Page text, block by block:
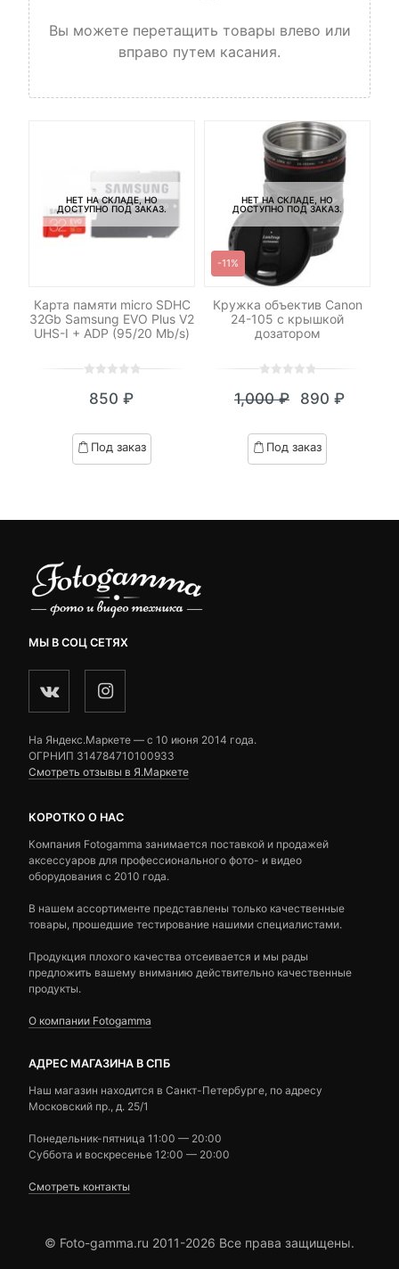
Вы можете перетащить товары влево или
вправо путем касания.
НЕТ НА СКЛАДЕ, НО
ДОСТУПНО ПОД ЗАКАЗ.
Карта памяти micro SDHC
32Gb Samsung EVO Plus V2
UHS-I + ADP (95/20 Mb/s)
out
based
on
850 ₽
Под заказ
НЕТ НА СКЛАДЕ, НО
ДОСТУПНО ПОД ЗАКАЗ.
-11%
Кружка объектив Canon
24-105 c крышкой
дозатором
out
based
on
1,000₽
цена
составляла
890 ₽
Текущая
цена:
890 ₽.
Под заказ
МЫ В СОЦ СЕТЯХ
На Яндекс.Маркете — c 10 июня 2014 года.
ОГРНИП 314784710100933
Смотреть отзывы в Я.Маркете
КОРОТКО О НАС
Компания Fotogamma занимается поставкой и продажей
аксессуаров для профессионального фото- и видео
оборудования с 2010 года.
В нашем ассортименте представлены только качественные
товары, прошедшие тестирование нашими специалистами.
Продукция плохого качества отсеивается и мы рады
предложить вашему вниманию действительно качественные
продукты.
О компании Fotogamma
АДРЕС МАГАЗИНА В СПБ
Наш магазин находится в Санкт-Петербурге, по адресу
Московский пр., д. 25/1
Понедельник-пятница 11:00 — 20:00
Суббота и воскресенье 12:00 — 20:00
Смотреть контакты
© Foto-gamma.ru 2011-2026 Все права защищены.